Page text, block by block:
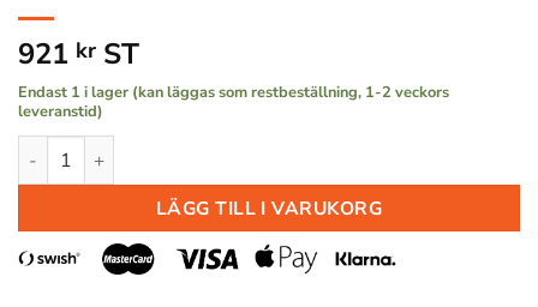
921 kr ST
Endast 1 i lager (kan läggas som restbeställning, 1-2 veckors
leveranstid)
TAKROSETT R1 PU 605X310MM mängd
LÄGG TILL I VARUKORG